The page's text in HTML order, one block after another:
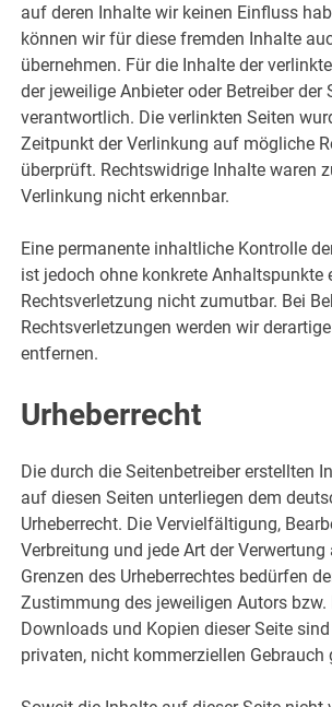
auf deren Inhalte wir keinen Einfluss
können wir für diese fremden Inhalte
übernehmen. Für die Inhalte der
der jeweilige Anbieter oder Betreiber der
verantwortlich. Die verlinkten Seiten
Zeitpunkt der Verlinkung auf mögliche
überprüft. Rechtswidrige Inhalte waren
Verlinkung nicht erkennbar.
Eine permanente inhaltliche Kontrolle
ist jedoch ohne konkrete Anhaltspunkte
Rechtsverletzung nicht zumutbar. Bei
Rechtsverletzungen werden wir
entfernen.
Urheberrecht
Die durch die Seitenbetreiber erstellten
auf diesen Seiten unterliegen dem
Urheberrecht. Die Vervielfältigung,
Verbreitung und jede Art der
Grenzen des Urheberrechtes bedürfen
Zustimmung des jeweiligen Autors bzw.
Downloads und Kopien dieser Seite
privaten, nicht kommerziellen Gebrauch